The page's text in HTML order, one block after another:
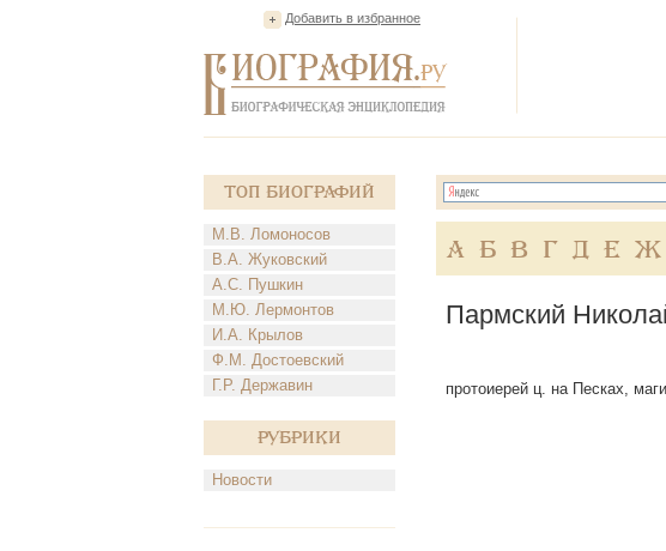
Добавить в избранное
Топ Биографий
М.В. Ломоносов
В.А. Жуковский
А.С. Пушкин
М.Ю. Лермонтов
И.А. Крылов
Ф.М. Достоевский
Г.Р. Державин
Рубрики
Новости
А Б В Г Д Е Ж
Пармский
протоиерей ц. на Песках,